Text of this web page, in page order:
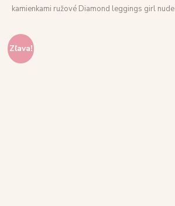
kamienkami ružové Diamond leggings girl nude
Zľava!